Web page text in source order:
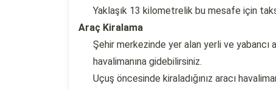
Yaklaşık 13 kilometrelik bu mesafe için
Araç Kiralama
Şehir merkezinde yer alan yerli ve
havalimanına gidebilirsiniz.
Uçuş öncesinde kiraladığınız aracı